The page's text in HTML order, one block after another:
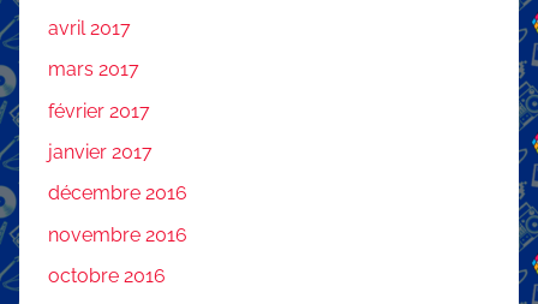
avril 2017
mars 2017
février 2017
janvier 2017
décembre 2016
novembre 2016
octobre 2016